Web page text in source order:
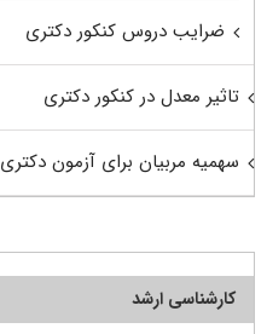
ضرایب دروس کنکور دکتری
تاثیر معدل در کنکور دکتری
سهمیه مربیان برای آزمون دکتری
کارشناسی ارشد